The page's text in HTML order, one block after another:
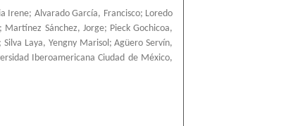
Irene; Alvarado García, Francisco; Loredo
; Martínez Sánchez, Jorge; Pieck Gochicoa,
;Silva Laya, Yengny Marisol ;Agüero Servín,
Iberoamericana Ciudad de México,